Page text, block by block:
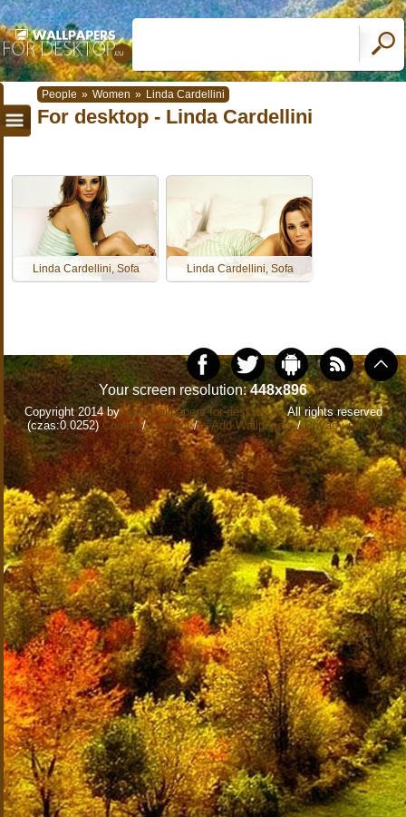
People » Women » Linda Cardellini
For desktop - Linda Cardellini
Linda Cardellini, Sofa Linda Cardellini, Sofa
Your screen resolution:448x896
Copyright 2014 bywww.wallpapers-for-desktop.euAll rights reserved
(czas:0.0252) Cookie/Contact/+ Add Wallpapers/Privacy policy